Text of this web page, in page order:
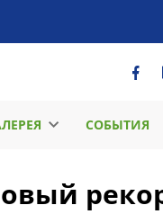
СОБЫТИЯ